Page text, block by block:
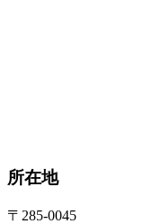
所在地
〒285-0045